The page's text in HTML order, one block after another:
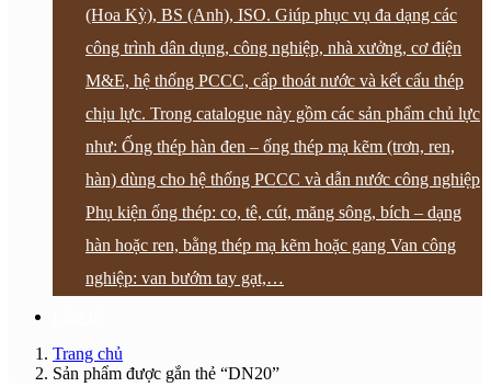
(Hoa Kỳ), BS (Anh), ISO. Giúp phục vụ đa dạng các
công trình dân dụng, công nghiệp, nhà xưởng, cơ điện
M&E, hệ thống PCCC, cấp thoát nước và kết cấu thép
chịu lực. Trong catalogue này gồm các sản phẩm chủ lực
như: Ống thép hàn đen – ống thép mạ kẽm (trơn, ren,
hàn) dùng cho hệ thống PCCC và dẫn nước công nghiệp
Phụ kiện ống thép: co, tê, cút, măng sông, bích – dạng
hàn hoặc ren, bằng thép mạ kẽm hoặc gang Van công
nghiệp: van bướm tay gạt,…
Trang chủ
Sản phẩm được gắn thẻ “DN20”